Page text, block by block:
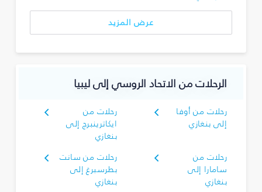
عرض المزيد
الرحلات من الاتحاد الروسي إلى ليبيا
رحلات من أوفا
إلى بنغازي
رحلات من
ايكاترينبرج إلى
بنغازي
رحلات من
سامارا إلى
بنغازي
رحلات من سانت
بطرسبرغ إلى
بنغازي